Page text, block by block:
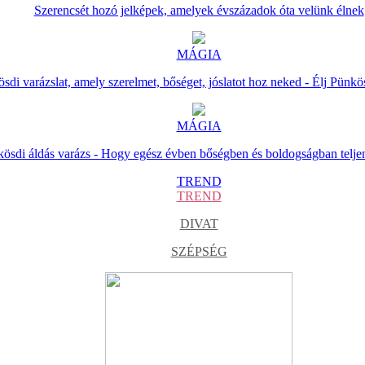
Szerencsét hozó jelképek, amelyek évszázadok óta velünk élnek
MÁGIA
varázslat, amely szerelmet, bőséget, jóslatot hoz neked - Élj
MÁGIA
áldás varázs - Hogy egész évben bőségben és boldogságban
TREND
TREND
DIVAT
SZÉPSÉG